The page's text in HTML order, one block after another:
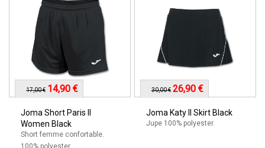
Joma Short Paris II
Women Black
Short femme confortable.
100% polyester.
17,00 € 14,90 €
Joma Katy II Skirt Black
Jupe 100% polyester.
30,00 € 26,90 €